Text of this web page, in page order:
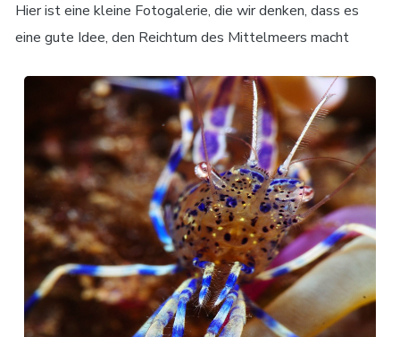
Hier ist eine kleine Fotogalerie, die wir denken, dass es
eine gute Idee, den Reichtum des Mittelmeers macht